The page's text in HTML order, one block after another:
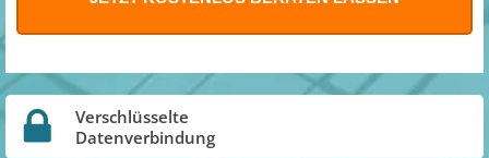
Verschlüsselte
Datenverbindung